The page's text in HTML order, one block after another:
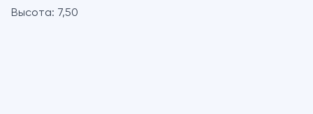
Высота: 7,50